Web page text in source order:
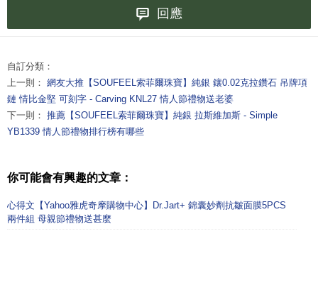
回應
自訂分類：
上一則： 網友大推【SOUFEEL索菲爾珠寶】純銀 鑲0.02克拉鑽石 吊牌項
鏈 情比金堅 可刻字 - Carving KNL27 情人節禮物送老婆
下一則： 推薦【SOUFEEL索菲爾珠寶】純銀 拉斯維加斯 - Simple
YB1339 情人節禮物排行榜有哪些
你可能會有興趣的文章：
心得文【Yahoo雅虎奇摩購物中心】Dr.Jart+ 錦囊妙劑抗皺面膜5PCS
兩件組 母親節禮物送甚麼